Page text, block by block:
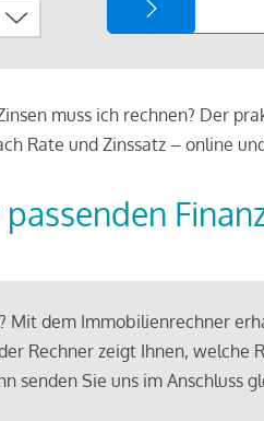
muss ich rechnen? Der
Rate und Zinssatz – online
dem Immobilienrechner
Rechner zeigt Ihnen, welche
senden Sie uns im Anschluss